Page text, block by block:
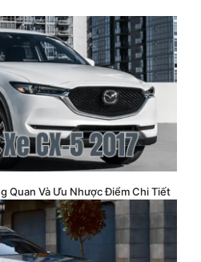
Quan Và Ưu Nhược Điểm Chi Tiết